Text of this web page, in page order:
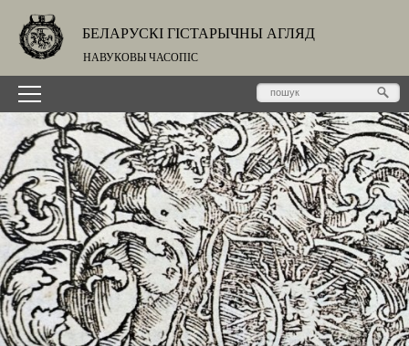
БЕЛАРУСКІ ГІСТАРЫЧНЫ АГЛЯД
НАВУКОВЫ ЧАСОПІС